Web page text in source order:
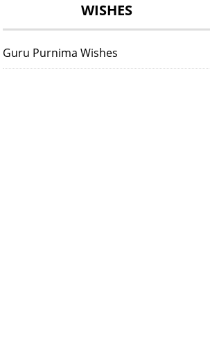
WISHES
Guru Purnima Wishes